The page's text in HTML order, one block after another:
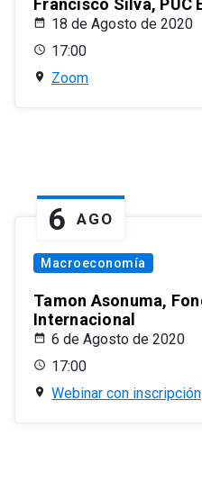
Francisco Silva, PUC
18 de Agosto de 2020
17:00
Zoom
6 AGO
Macroeconomía
Tamon Asonuma,
Internacional
6 de Agosto de 2020
17:00
Webinar con inscripción